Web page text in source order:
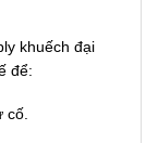
khuếch đại
để:
cố.